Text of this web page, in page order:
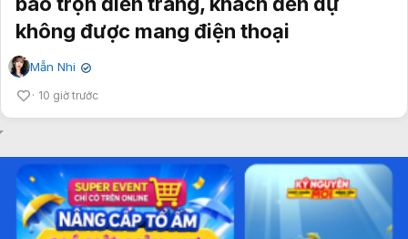
không được mang điện thoại
Mẫn Nhi ✔
10 giờ trước